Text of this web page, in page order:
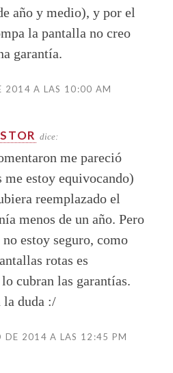
año y medio), y por el
la pantalla no creo
garantía.
2014 A LAS 10:00 AM
dice:
me pareció
me estoy equivocando)
reemplazado el
menos de un año. Pero
estoy seguro, como
rotas es
cubran las garantías.
la duda :/
DE 2014 A LAS 12:45 PM